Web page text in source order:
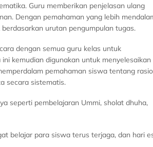
Guru memberikan penjelasan ulang
Dengan pemahaman yang lebih
urutan pengumpulan tugas.
dengan semua guru kelas untuk
kemudian digunakan untuk menyelesaikan
pemahaman siswa tentang rasio
secara sistematis.
seperti pembelajaran Ummi, sholat dhuha,
belajar para siswa terus terjaga, dan hari